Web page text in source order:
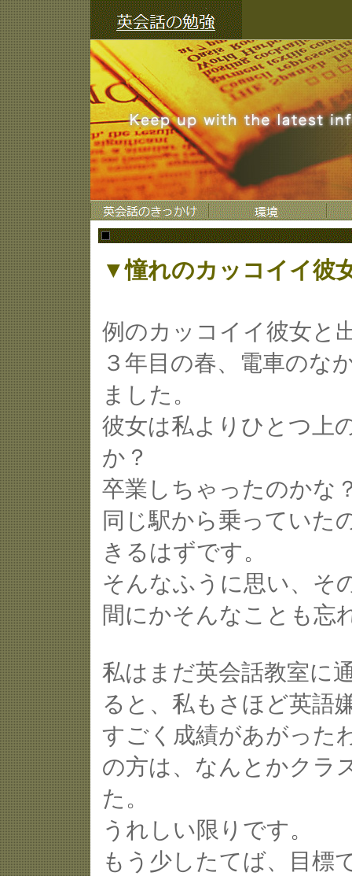
▼憧れのカッコイイ彼
例のカッコイイ彼女と
３年目の春、電車のな
ました。
彼女は私よりひとつ上
か？
卒業しちゃったのかな
同じ駅から乗っていた
きるはずです。
そんなふうに思い、そ
間にかそんなことも忘
私はまだ英会話教室に
ると、私もさほど英語
すごく成績があがった
の方は、なんとかクラ
た。
うれしい限りです。
もう少したてば、目標